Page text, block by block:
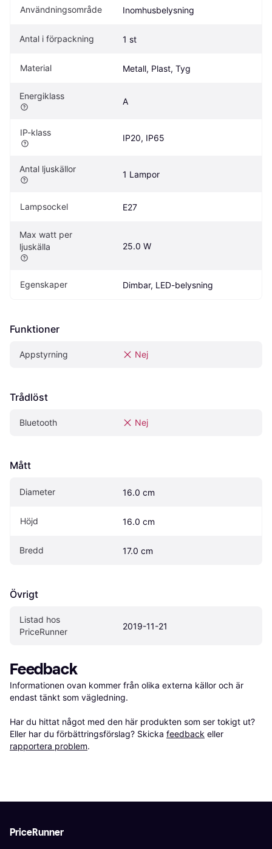
Användningsområde Inomhusbelysning
Antal i förpackning 1 st
Material Metall, Plast, Tyg
Energiklass
A
IP-klass
IP20, IP65
Antal ljuskällor
1 Lampor
Lampsockel E27
Max watt per
ljuskälla
25.0 W
Egenskaper Dimbar, LED-belysning
Funktioner
Appstyrning Nej
Trådlöst
Bluetooth Nej
Mått
Diameter 16.0 cm
Höjd 16.0 cm
Bredd 17.0 cm
Övrigt
Listad hos
PriceRunner
2019-11-21
Feedback
Informationen ovan kommer från olika externa källor och är
endast tänkt som vägledning.
Har du hittat något med den här produkten som ser tokigt ut?
Eller har du förbättringsförslag? Skicka feedback eller
rapportera problem.
PriceRunner